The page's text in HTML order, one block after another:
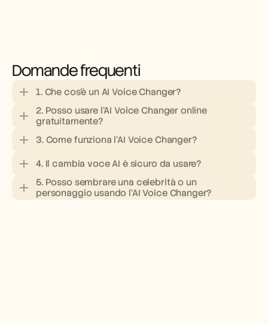
Domande frequenti
1. Che cos'è un AI Voice Changer?
2. Posso usare l'AI Voice Changer online
gratuitamente?
3. Come funziona l'AI Voice Changer?
4. Il cambia voce AI è sicuro da usare?
5. Posso sembrare una celebrità o un
personaggio usando l'AI Voice Changer?